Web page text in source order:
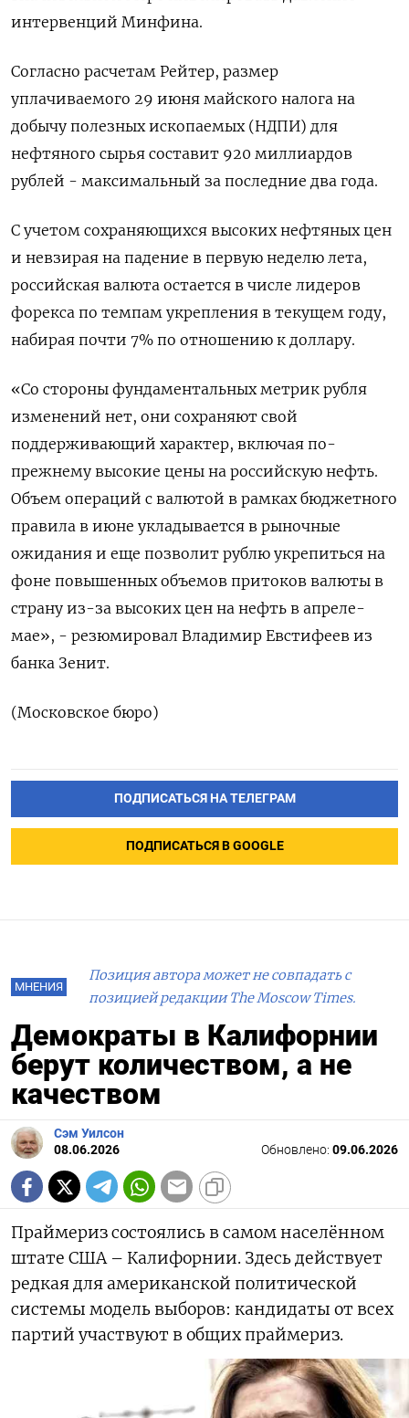
интервенций Минфина.
Согласно расчетам Рейтер, размер
уплачиваемого 29 июня майского налога на
добычу полезных ископаемых (НДПИ) для
нефтяного ​сырья составит 920 миллиардов
рублей - максимальный ⁠за последние два года.
С учетом сохраняющихся высоких нефтяных цен
и невзирая на падение в первую неделю лета,
российская валюта остается в числе лидеров
форекса по темпам укрепления в ‌текущем году,
набирая почти 7% по отношению к доллару.
«Со стороны фундаментальных метрик рубля
изменений нет, они сохраняют свой
поддерживающий ‌характер, включая по-
прежнему высокие цены на российскую нефть.
Объем операций с валютой в рамках бюджетного
правила в июне укладывается в рыночные
ожидания ​и еще позволит рублю укрепиться на
фоне повышенных объемов притоков валюты в
страну из-за высоких ‌цен на нефть в апреле-
мае», - резюмировал Владимир Евстифеев из
банка Зенит.
(Московское бюро)
ПОДПИСАТЬСЯ НА ТЕЛЕГРАМ
ПОДПИСАТЬСЯ В GOOGLE
МНЕНИЯ
Позиция автора может не совпадать с
позицией редакции The Moscow Times.
Демократы в Калифорнии
берут количеством, а не
качеством
Сэм Уилсон
08.06.2026
Обновлено: 09.06.2026
Праймериз состоялись в самом населённом
штате США – Калифорнии. Здесь действует
редкая для американской политической
системы модель выборов: кандидаты от всех
партий участвуют в общих праймериз.